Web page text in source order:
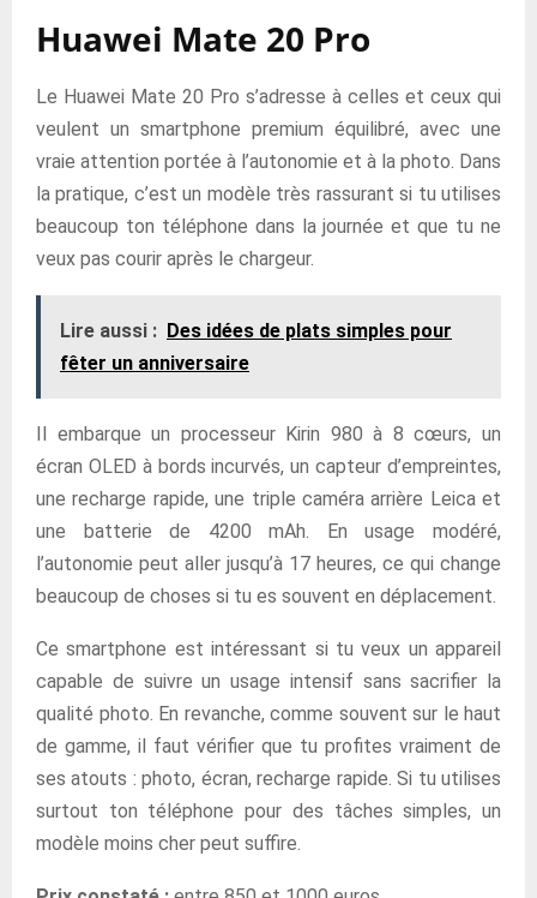
Huawei Mate 20 Pro
Le Huawei Mate 20 Pro s’adresse à celles et ceux qui
veulent un smartphone premium équilibré, avec une
vraie attention portée à l’autonomie et à la photo. Dans
la pratique, c’est un modèle très rassurant si tu utilises
beaucoup ton téléphone dans la journée et que tu ne
veux pas courir après le chargeur.
Lire aussi : Des idées de plats simples pour
fêter un anniversaire
Il embarque un processeur Kirin 980 à 8 cœurs, un
écran OLED à bords incurvés, un capteur d’empreintes,
une recharge rapide, une triple caméra arrière Leica et
une batterie de 4200 mAh. En usage modéré,
l’autonomie peut aller jusqu’à 17 heures, ce qui change
beaucoup de choses si tu es souvent en déplacement.
Ce smartphone est intéressant si tu veux un appareil
capable de suivre un usage intensif sans sacrifier la
qualité photo. En revanche, comme souvent sur le haut
de gamme, il faut vérifier que tu profites vraiment de
ses atouts : photo, écran, recharge rapide. Si tu utilises
surtout ton téléphone pour des tâches simples, un
modèle moins cher peut suffire.